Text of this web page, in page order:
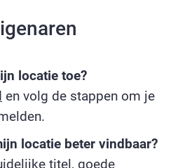
locatie toe?
en volg de stappen om je
locatie beter vindbaar?
titel, goede